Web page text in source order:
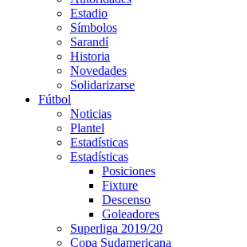
Estadio
Símbolos
Sarandí
Historia
Novedades
Solidarizarse
Fútbol
Noticias
Plantel
Estadísticas
Estadísticas
Posiciones
Fixture
Descenso
Goleadores
Superliga 2019/20
Copa Sudamericana